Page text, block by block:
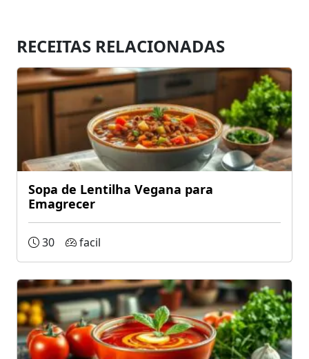
RECEITAS RELACIONADAS
Sopa de Lentilha Vegana para
Emagrecer
30 facil